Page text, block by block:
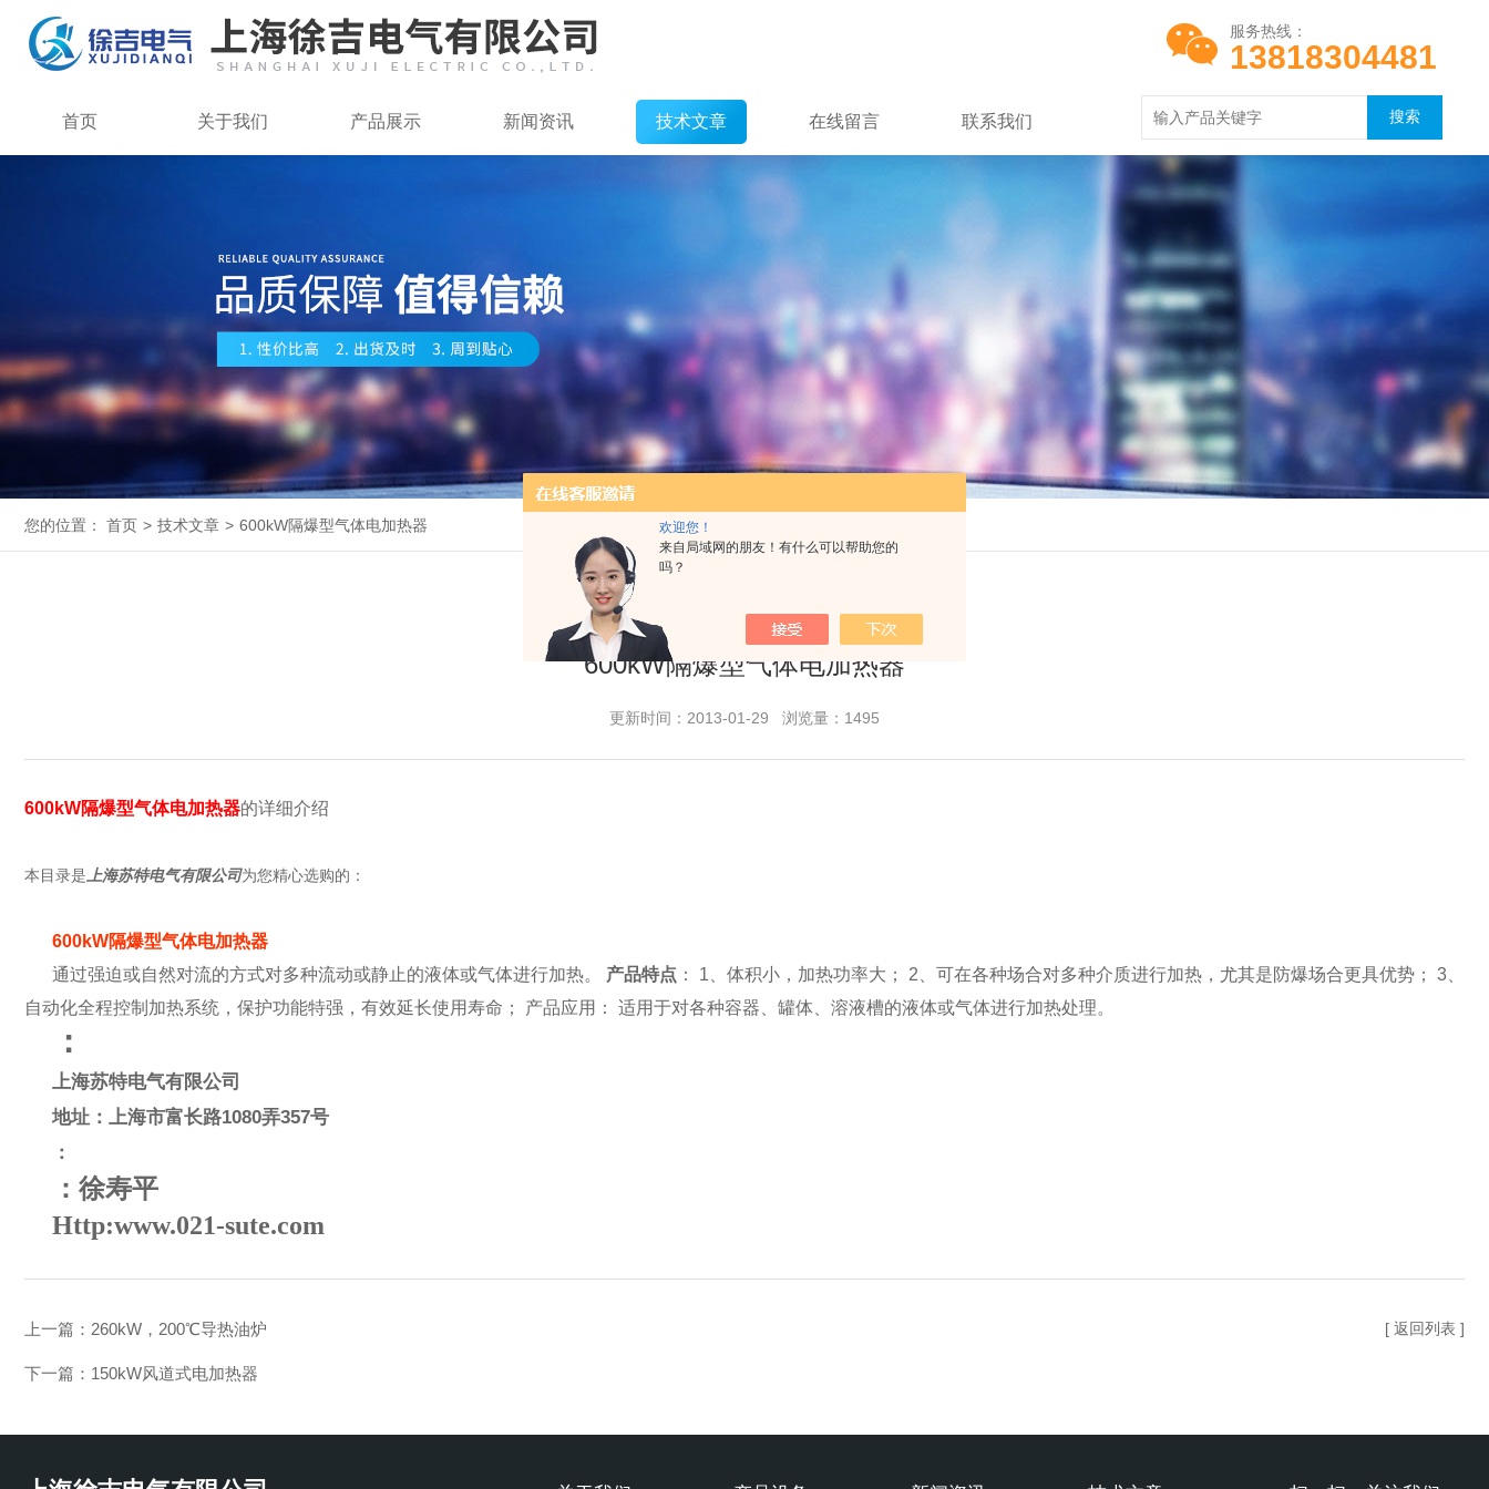
欢迎您！
来自局域网的朋友！有什么可以帮助您的
吗？
服务热线：
13818304481
首页 关于我们 产品展示 新闻资讯 技术文章 在线留言 联系我们
您的位置： 首页 > 技术文章 > 600kW隔爆型气体电加热器
600kW隔爆型气体电加热器
更新时间：2013-01-29 浏览量：1495
600kW隔爆型气体电加热器的详细介绍
本目录是 上海苏特电气有限公司为您精心选购的：
600kW隔爆型气体电加热器
通过强迫或自然对流的方式对多种流动或静止的液体或气体进行加热。 产品特点 ： 1、体积小，加热功率大； 2、可在各种场合对多种介质进行加热，尤其是防爆场合更具优势； 3、
自动化全程控制加热系统，保护功能特强，有效延长使用寿命； 产品应用： 适用于对各种容器、罐体、溶液槽的液体或气体进行加热处理。
：
上海苏特电气有限公司
地址：上海市富长路1080弄357号
：
：徐寿平
Http:www.021-sute.com
上一篇： 260kW，200℃导热油炉
下一篇： 150kW风道式电加热器
[ 返回列表 ]